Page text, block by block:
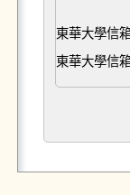
東華大學信
東華大學信